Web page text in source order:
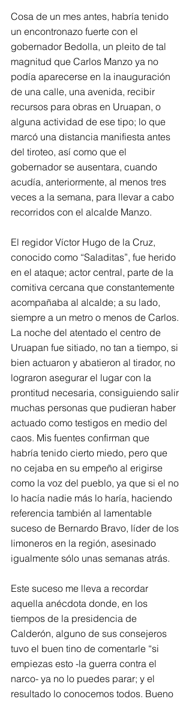
Cosa de un mes antes, habría tenido
un encontronazo fuerte con el
gobernador Bedolla, un pleito de tal
magnitud que Carlos Manzo ya no
podía aparecerse en la inauguración
de una calle, una avenida, recibir
recursos para obras en Uruapan, o
alguna actividad de ese tipo; lo que
marcó una distancia manifiesta antes
del tiroteo, así como que el
gobernador se ausentara, cuando
acudía, anteriormente, al menos tres
veces a la semana, para llevar a cabo
recorridos con el alcalde Manzo.
El regidor Víctor Hugo de la Cruz,
conocido como “Saladitas”, fue herido
en el ataque; actor central, parte de la
comitiva cercana que constantemente
acompañaba al alcalde; a su lado,
siempre a un metro o menos de Carlos.
La noche del atentado el centro de
Uruapan fue sitiado, no tan a tiempo, si
bien actuaron y abatieron al tirador, no
lograron asegurar el lugar con la
prontitud necesaria, consiguiendo salir
muchas personas que pudieran haber
actuado como testigos en medio del
caos. Mis fuentes confirman que
habría tenido cierto miedo, pero que
no cejaba en su empeño al erigirse
como la voz del pueblo, ya que si el no
lo hacía nadie más lo haría, haciendo
referencia también al lamentable
suceso de Bernardo Bravo, líder de los
limoneros en la región, asesinado
igualmente sólo unas semanas atrás.
Este suceso me lleva a recordar
aquella anécdota donde, en los
tiempos de la presidencia de
Calderón, alguno de sus consejeros
tuvo el buen tino de comentarle “si
empiezas esto -la guerra contra el
narco- ya no lo puedes parar; y el
resultado lo conocemos todos. Bueno